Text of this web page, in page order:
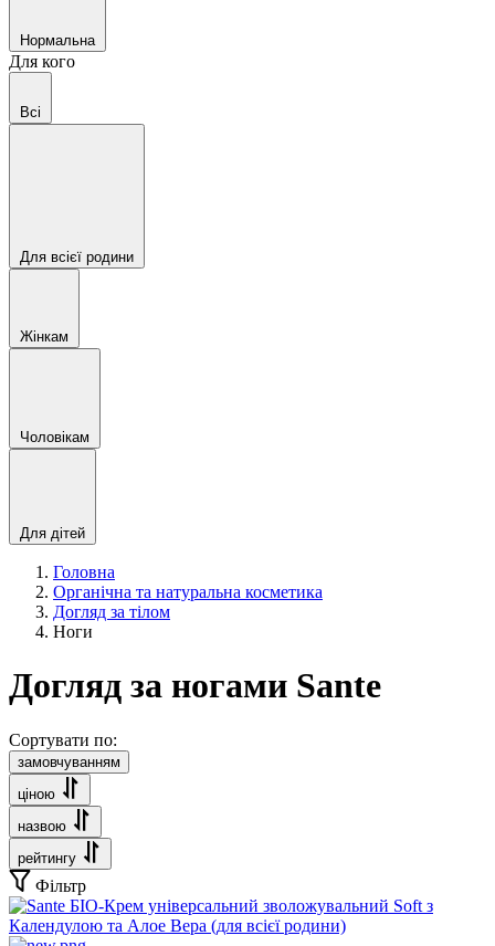
Нормальна
Для кого
Всі
Для всієї родини
Жінкам
Чоловікам
Для дітей
Головна
Органічна та натуральна косметика
Догляд за тілом
Ноги
Догляд за ногами Sante
Сортувати по:
замовчуванням
ціною
назвою
рейтингу
Фільтр